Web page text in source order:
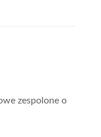
zespolone o